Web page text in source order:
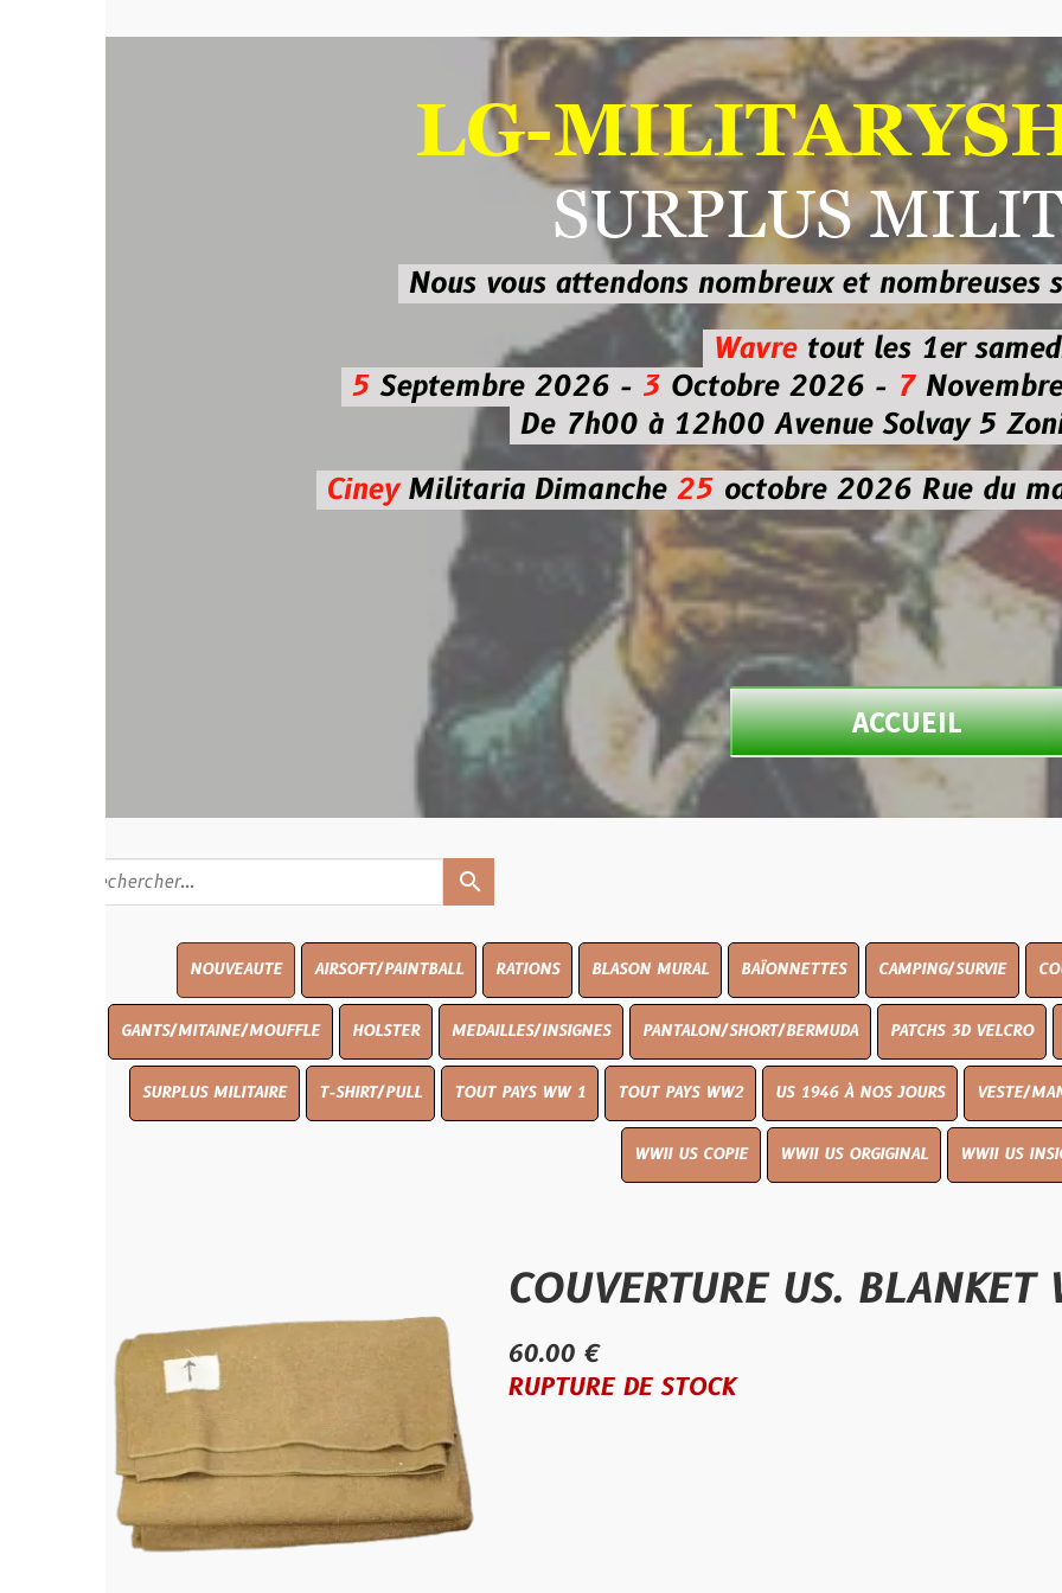
LG-
SURPLUS
Nous vous attendons nombreux et nombreusessur les
Wavre
tout les 1er samedi
Septembre 2026 -3Octobre 2026 - 7Novembre 2026
De 7h00 à 12h00 Avenue Solvay 5 Zoning
MilitariaDimanche25octobre 2026Rue du marché
ACCUEIL
AIRSOFT/PAINTBALL RATIONS BLASON MURAL BAÏONNETTES CAMPING/SURVIE COUTELLERIE
GANTS/MITAINE/MOUFFLE HOLSTER MEDAILLES/INSIGNES PANTALON/SHORT/BERMUDA PATCHS 3D VELCRO PEINTURE
SURPLUS MILITAIRE T-SHIRT/PULL TOUT PAYS WW 1 TOUT PAYS WW2 US 1946 À NOS JOURS VESTE/MANTEAU
WWII US COPIE WWII US ORGIGINAL WWII US INSIGNES
COUVERTURE US. BLANKET WWII
60.00 €
RUPTURE DE STOCK